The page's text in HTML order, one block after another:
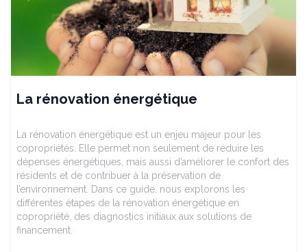
La rénovation énergétique
La rénovation énergétique est un enjeu majeur pour les
copropriétés. Elle permet non seulement de réduire les
dépenses énergétiques, mais aussi d’améliorer le confort des
résidents et de contribuer à la préservation de
l’environnement. Dans ce guide, nous explorons les
différentes étapes de la rénovation énergétique en
copropriété, des diagnostics initiaux aux solutions de
financement.